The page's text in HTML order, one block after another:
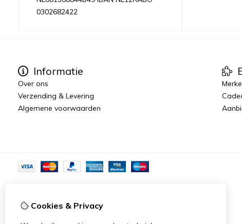
0302682422
Informatie
Over ons
Verzending & Levering
Algemene voorwaarden
Cookies & Privacy